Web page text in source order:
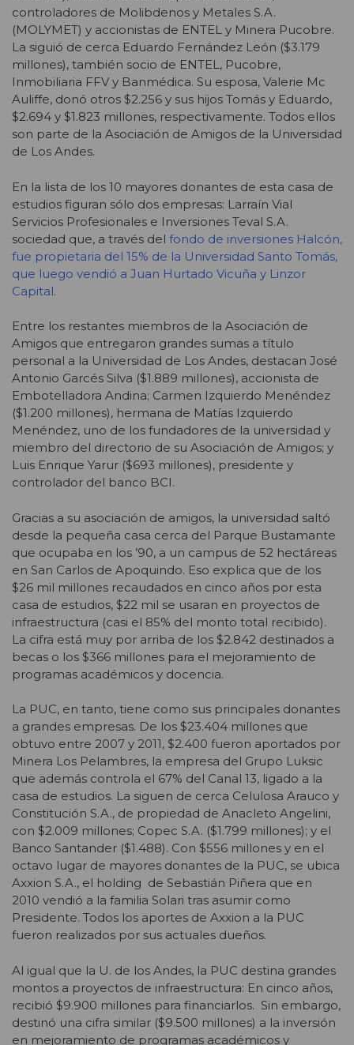
controladores de Molibdenos y Metales S.A.
(MOLYMET) y accionistas de ENTEL y Minera Pucobre.
La siguió de cerca Eduardo Fernández León ($3.179
millones), también socio de ENTEL, Pucobre,
Inmobiliaria FFV y Banmédica. Su esposa, Valerie Mc
Auliffe, donó otros $2.256 y sus hijos Tomás y Eduardo,
$2.694 y $1.823 millones, respectivamente. Todos ellos
son parte de la Asociación de Amigos de la Universidad
de Los Andes.
En la lista de los 10 mayores donantes de esta casa de
estudios figuran sólo dos empresas: Larraín Vial
Servicios Profesionales e Inversiones Teval S.A.
sociedad que, a través del fondo de inversiones Halcón,
fue propietaria del 15% de la Universidad Santo Tomás,
que luego vendió a Juan Hurtado Vicuña y Linzor
Capital.
Entre los restantes miembros de la Asociación de
Amigos que entregaron grandes sumas a título
personal a la Universidad de Los Andes, destacan José
Antonio Garcés Silva ($1.889 millones), accionista de
Embotelladora Andina; Carmen Izquierdo Menéndez
($1.200 millones), hermana de Matías Izquierdo
Menéndez, uno de los fundadores de la universidad y
miembro del directorio de su Asociación de Amigos; y
Luis Enrique Yarur ($693 millones), presidente y
controlador del banco BCI.
Gracias a su asociación de amigos, la universidad saltó
desde la pequeña casa cerca del Parque Bustamante
que ocupaba en los ’90, a un campus de 52 hectáreas
en San Carlos de Apoquindo. Eso explica que de los
$26 mil millones recaudados en cinco años por esta
casa de estudios, $22 mil se usaran en proyectos de
infraestructura (casi el 85% del monto total recibido).
La cifra está muy por arriba de los $2.842 destinados a
becas o los $366 millones para el mejoramiento de
programas académicos y docencia.
La PUC, en tanto, tiene como sus principales donantes
a grandes empresas. De los $23.404 millones que
obtuvo entre 2007 y 2011, $2.400 fueron aportados por
Minera Los Pelambres, la empresa del Grupo Luksic
que además controla el 67% del Canal 13, ligado a la
casa de estudios. La siguen de cerca Celulosa Arauco y
Constitución S.A., de propiedad de Anacleto Angelini,
con $2.009 millones; Copec S.A. ($1.799 millones); y el
Banco Santander ($1.488). Con $556 millones y en el
octavo lugar de mayores donantes de la PUC, se ubica
Axxion S.A., el holding de Sebastián Piñera que en
2010 vendió a la familia Solari tras asumir como
Presidente. Todos los aportes de Axxion a la PUC
fueron realizados por sus actuales dueños.
Al igual que la U. de los Andes, la PUC destina grandes
montos a proyectos de infraestructura: En cinco años,
recibió $9.900 millones para financiarlos. Sin embargo,
destinó una cifra similar ($9.500 millones) a la inversión
en mejoramiento de programas académicos y